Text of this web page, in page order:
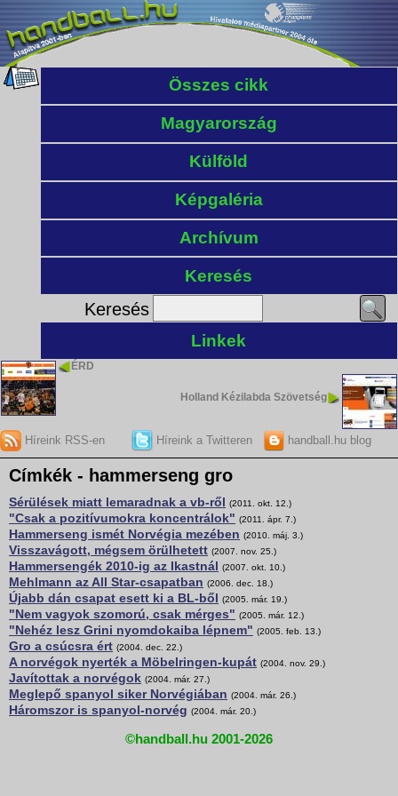
Összes cikk
Magyarország
Külföld
Képgaléria
Archívum
Keresés
Keresés
Linkek
ÉRD
Holland Kézilabda Szövetség
Híreink RSS-en Híreink a Twitteren handball.hu blog
Címkék - hammerseng gro
Sérülések miatt lemaradnak a vb-ről (2011. okt. 12.)
"Csak a pozitívumokra koncentrálok" (2011. ápr. 7.)
Hammerseng ismét Norvégia mezében (2010. máj. 3.)
Visszavágott, mégsem örülhetett (2007. nov. 25.)
Hammersengék 2010-ig az Ikastnál (2007. okt. 10.)
Mehlmann az All Star-csapatban (2006. dec. 18.)
Újabb dán csapat esett ki a BL-ből (2005. már. 19.)
"Nem vagyok szomorú, csak mérges" (2005. már. 12.)
"Nehéz lesz Grini nyomdokaiba lépnem" (2005. feb. 13.)
Gro a csúcsra ért (2004. dec. 22.)
A norvégok nyerték a Möbelringen-kupát (2004. nov. 29.)
Javítottak a norvégok (2004. már. 27.)
Meglepő spanyol siker Norvégiában (2004. már. 26.)
Háromszor is spanyol-norvég (2004. már. 20.)
©handball.hu 2001-2026